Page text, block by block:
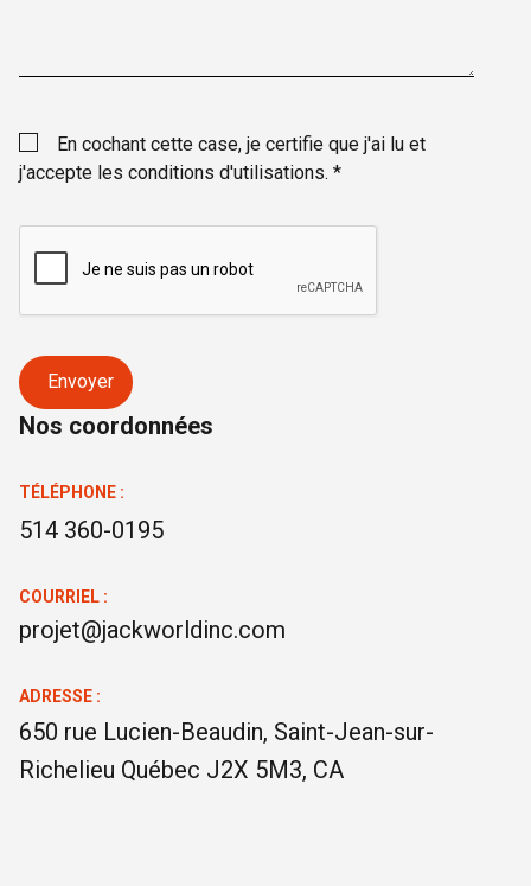
En cochant cette case, je certifie que j'ai lu et
j'accepte les conditions d'utilisations. *
Envoyer
Nos coordonnées
TÉLÉPHONE :
514 360-0195
COURRIEL :
projet@jackworldinc.com
ADRESSE :
650 rue Lucien-Beaudin, Saint-Jean-sur-
Richelieu Québec J2X 5M3, CA